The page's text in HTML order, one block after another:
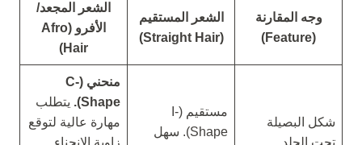
وجه المقارنة
(Feature)
الشعر المستقيم
(Straight Hair)
الشعر المجعد/
الأفرو (Afro
Hair)
شكل البصيلة
تحت الجلد
مستقيم (I-
Shape). سهل
منحني (C-
Shape).
يتطلب
مهارة عالية لتوقع
زاوية الانحناء